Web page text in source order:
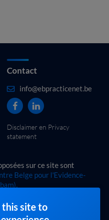
Contact
info@ebpracticenet.be
Disclaimer en Privacy
statement
sur ce site sont
Belge pour l'Evidence-
this site to